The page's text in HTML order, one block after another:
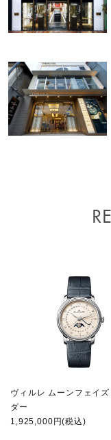
ヴィルレ ムーンフェイ
ダー
1,925,000円(税込)